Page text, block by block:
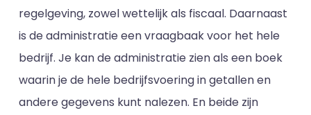
regelgeving, zowel wettelijk als fiscaal. Daarnaast
is de administratie een vraagbaak voor het hele
bedrijf. Je kan de administratie zien als een boek
waarin je de hele bedrijfsvoering in getallen en
andere gegevens kunt nalezen. En beide zijn